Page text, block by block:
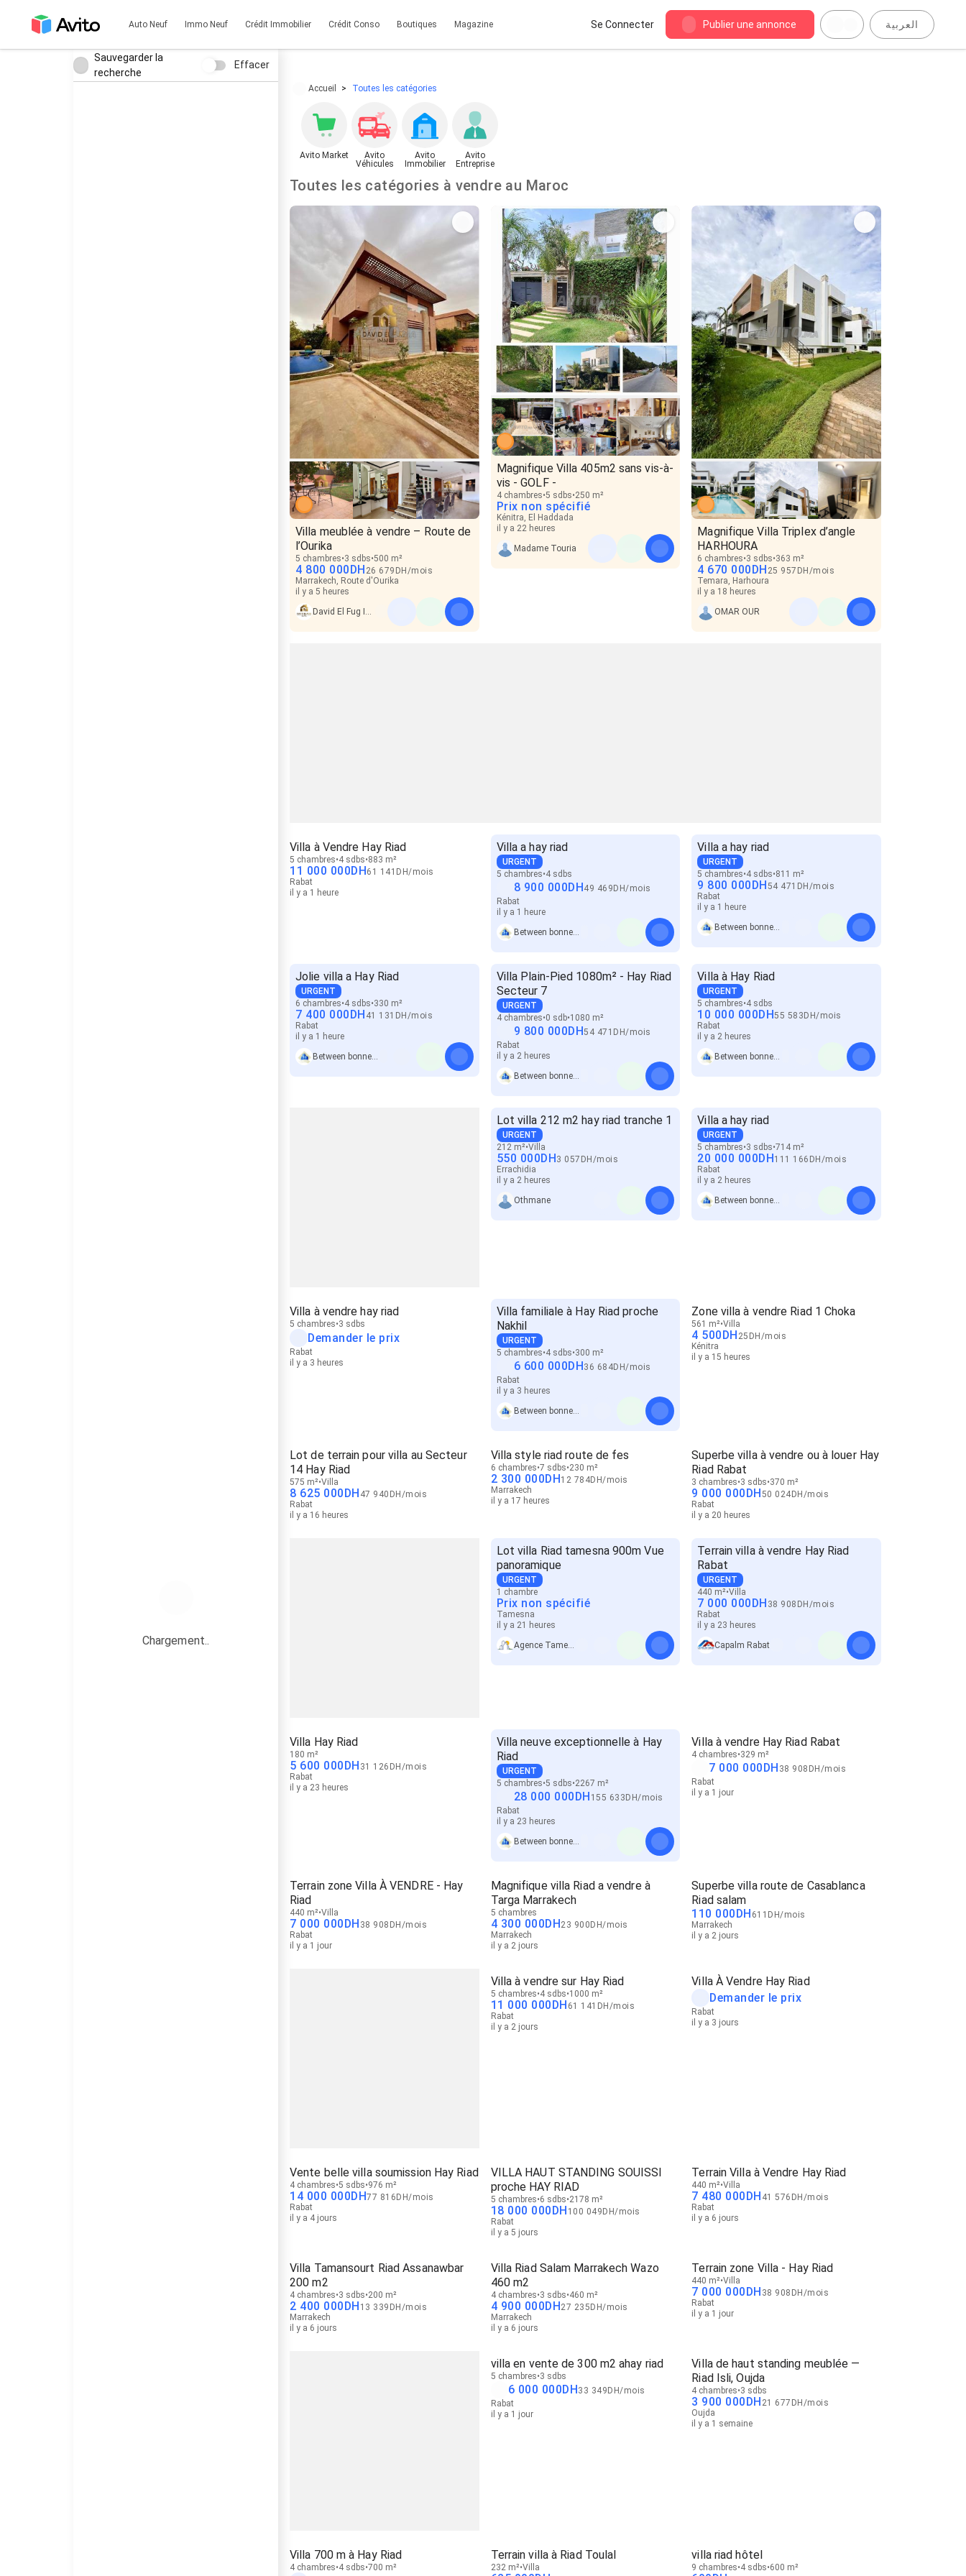
Auto Neuf Immo Neuf Crédit Immobilier Crédit Conso Boutiques Magazine Se Connecter Publier une annonce العربية
Sauvegarder la
recherche
Effacer
Chargement..
Accueil Toutes les catégories
Avito Market
Avito
Véhicules
Avito
Immobilier
Avito
Entreprise
Toutes les catégories à vendre au Maroc
Villa meublée à vendre – Route de
l’Ourika
5 chambres 3 sdbs 500 m²
4 800 000DH 26 679 DH /mois
Marrakech, Route d'Ourika
il y a 5 heures
Magnifique Villa 405m2 sans vis-à-
vis - GOLF -
4 chambres 5 sdbs 250 m²
Prix non spécifié
Kénitra, El Haddada
il y a 22 heures
Madame Touria
Magnifique Villa Triplex d’angle
HARHOURA
6 chambres 3 sdbs 363 m²
4 670 000DH 25 957 DH /mois
Temara, Harhoura
il y a 18 heures
OMAR OUR
Villa à Vendre Hay Riad
5 chambres 4 sdbs 883 m²
11 000 000DH61 141 DH/mois
Rabat
il y a 1 heure
Villa a hay riad
URGENT
5 chambres 4 sdbs
8 900 000DH49 469 DH/mois
Rabat
il y a 1 heure
Between bonnes affaires immo
Villa a hay riad
URGENT
5 chambres 4 sdbs 811 m²
9 800 000DH54 471 DH /mois
Rabat
il y a 1 heure
Jolie villa a Hay Riad
URGENT
6 chambres 4 sdbs 330 m²
7 400 000DH 41 131 DH /mois
Rabat
il y a 1 heure
Villa Plain-Pied 1080m² - Hay Riad
Secteur 7
URGENT
4 chambres 0 sdb 1080 m²
9 800 000DH54 471 DH/mois
Rabat
il y a 2 heures
Between bonnes affaires immo
Villa à Hay Riad
URGENT
5 chambres 4 sdbs
10 000 000DH55 583DH/mois
Rabat
il y a 2 heures
Lot villa 212 m2 hay riad tranche 1
URGENT
212 m² Villa
550 000DH3 057 DH /mois
Errachidia
il y a 2 heures
Othmane
Villa a hay riad
URGENT
5 chambres 3 sdbs 714 m²
20 000 000DH111 166 DH /mois
Rabat
il y a 2 heures
Villa à vendre hay riad
5 chambres 3 sdbs
Demander le prix
Rabat
il y a 3 heures
Villa familiale à Hay Riad proche
Nakhil
URGENT
5 chambres 4 sdbs 300 m²
6 600 000DH36 684DH/mois
Rabat
il y a 3 heures
Between bonnes affaires immo
Zone villa à vendre Riad 1 Choka
561 m² Villa
4 500DH 25 DH /mois
Kénitra
il y a 15 heures
Lot de terrain pour villa au Secteur
14 Hay Riad
575 m² Villa
8 625 000DH 47 940 DH /mois
Rabat
il y a 16 heures
Villa style riad route de fes
6 chambres 7 sdbs 230 m²
2 300 000DH12 784DH/mois
Marrakech
il y a 17 heures
Superbe villa à vendre ou à louer Hay
Riad Rabat
3 chambres 3 sdbs 370 m²
9 000 000DH50 024DH /mois
Rabat
il y a 20 heures
Lot villa Riad tamesna 900m Vue
panoramique
URGENT
1 chambre
Prix non spécifié
Tamesna
il y a 21 heures
Agence Tamesna
Terrain villa à vendre Hay Riad
Rabat
URGENT
440 m² Villa
7 000 000DH 38 908 DH /mois
Rabat
il y a 23 heures
Capalm Rabat
Villa Hay Riad
180 m²
5 600 000DH 31 126 DH /mois
Rabat
il y a 23 heures
Villa neuve exceptionnelle à Hay
Riad
URGENT
5 chambres 5 sdbs 2267 m²
28 000 000DH 155 633 DH/mois
Rabat
il y a 23 heures
Between bonnes affaires immo
Villa à vendre Hay Riad Rabat
4 chambres 329 m²
7 000 000DH 38 908 DH /mois
Rabat
il y a 1 jour
Terrain zone Villa À VENDRE - Hay
Riad
440 m² Villa
7 000 000DH 38 908 DH /mois
Rabat
il y a 1 jour
Magnifique villa Riad a vendre à
Targa Marrakech
5 chambres
4 300 000DH23 900DH/mois
Marrakech
il y a 2 jours
Superbe villa route de Casablanca
Riad salam
110 000DH 611 DH/mois
Marrakech
il y a 2 jours
Villa à vendre sur Hay Riad
5 chambres 4 sdbs 1000 m²
11 000 000DH 61 141 DH /mois
Rabat
il y a 2 jours
Villa À Vendre Hay Riad
Demander le prix
Rabat
il y a 3 jours
Vente belle villa soumission Hay Riad
4 chambres 5 sdbs 976 m²
14 000 000DH77 816DH/mois
Rabat
il y a 4 jours
VILLA HAUT STANDING SOUISSI
proche HAY RIAD
5 chambres 6 sdbs 2178 m²
18 000 000DH 100 049DH/mois
Rabat
il y a 5 jours
Terrain Villa à Vendre Hay Riad
440 m² Villa
7 480 000DH 41 576 DH /mois
Rabat
il y a 6 jours
Villa Tamansourt Riad Assanawbar
200 m2
4 chambres 3 sdbs 200 m²
2 400 000DH 13 339 DH /mois
Marrakech
il y a 6 jours
Villa Riad Salam Marrakech Wazo
460 m2
4 chambres 3 sdbs 460 m²
4 900 000DH27 235DH/mois
Marrakech
il y a 6 jours
Terrain zone Villa - Hay Riad
440 m² Villa
7 000 000DH 38 908 DH /mois
Rabat
il y a 1 jour
villa en vente de 300 m2 ahay riad
5 chambres 3 sdbs
6 000 000DH33 349 DH/mois
Rabat
il y a 1 jour
Villa de haut standing meublée —
Riad Isli, Oujda
4 chambres 3 sdbs
3 900 000DH 21 677 DH /mois
Oujda
il y a 1 semaine
Villa 700 m à Hay Riad
4 chambres 4 sdbs 700 m²
Terrain villa à Riad Toulal
232 m² Villa
villa riad hôtel
9 chambres 4 sdbs 600 m²